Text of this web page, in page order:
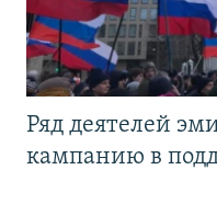
Ряд деятелей
кампанию в